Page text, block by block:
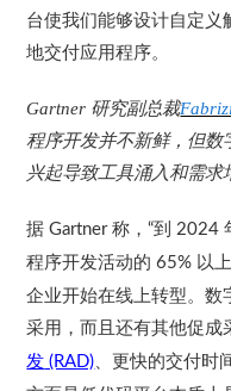
台使我们能够设计自定
地交付应用程序。
Gartner 研究副总裁
程序开发并不新鲜，但数
兴起导致工具涌入和需求
据 Gartner称，“到 2024
程序开发活动的 65% 以上
企业开始在线上转型。数
采用，而且还有其他促成
发 (RAD) 、更快的交付